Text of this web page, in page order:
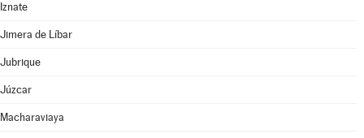
Iznate
Jimera de Líbar
Jubrique
Júzcar
Macharaviaya